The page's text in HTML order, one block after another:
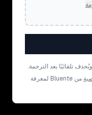
تلقائيًا بعد الترجمة.
من Bluente لمعرفة